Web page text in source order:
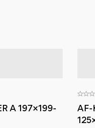
A 197×199-
AF-